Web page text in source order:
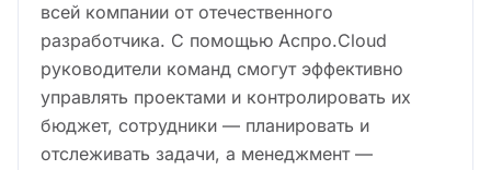
всей компании от отечественного
разработчика. С помощью Аспро.Cloud
руководители команд смогут эффективно
управлять проектами и контролировать их
бюджет, сотрудники — планировать и
отслеживать задачи, а менеджмент —